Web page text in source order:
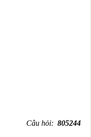
Câu hỏi: 805244